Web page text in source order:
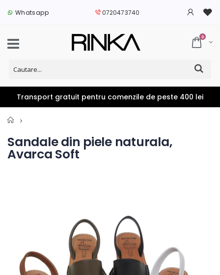
Whatsapp 0720473740
0
Transport gratuit pentru comenzile de peste 400 lei
Sandale din piele naturala,
Avarca Soft